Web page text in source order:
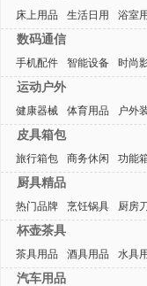
床上用品 生活日用 浴室
数码通信
手机配件 智能设备 时尚
运动户外
健康器械 体育用品 户外
皮具箱包
旅行箱包 商务休闲 功能
厨具精品
热门品牌 烹饪锅具 厨房
杯壶茶具
茶具用品 酒具用品 水具
汽车用品